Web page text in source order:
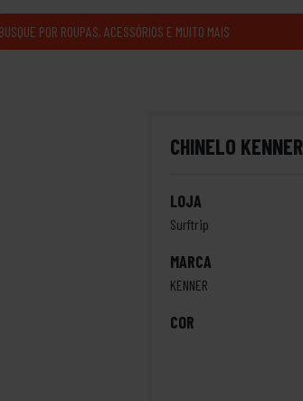
CHINELO
LOJA
Surftrip
MARCA
KENNER
COR